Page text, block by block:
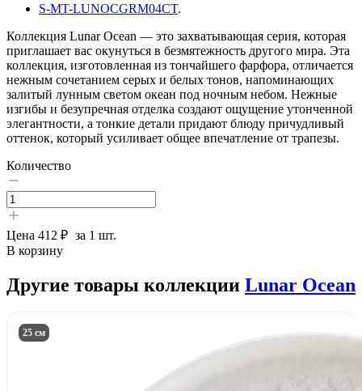
S-MT-LUNOCGRM04CT.
Коллекция Lunar Ocean — это захватывающая серия, которая
приглашает вас окунуться в безмятежность другого мира. Эта
коллекция, изготовленная из тончайшего фарфора, отличается
нежным сочетанием серых и белых тонов, напоминающих
залитый лунным светом океан под ночным небом. Нежные
изгибы и безупречная отделка создают ощущение утонченной
элегантности, а тонкие детали придают блюду причудливый
оттенок, который усиливает общее впечатление от трапезы.
Количество
Цена 412 ₽ за 1 шт.
В корзину
Другие товары коллекции Lunar Ocean
25 см